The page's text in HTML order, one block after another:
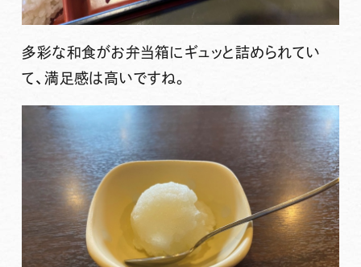
多彩な和食がお弁当箱にギュッと詰められてい
て、満足感は高いですね。